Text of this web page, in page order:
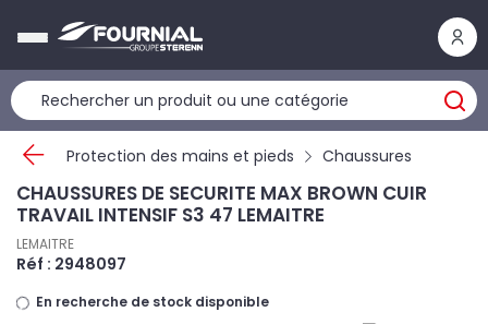
Protection des mains et pieds Chaussures
CHAUSSURES DE SECURITE MAX BROWN CUIR
TRAVAIL INTENSIF S3 47 LEMAITRE
LEMAITRE
Réf : 2948097
En recherche de stock disponible